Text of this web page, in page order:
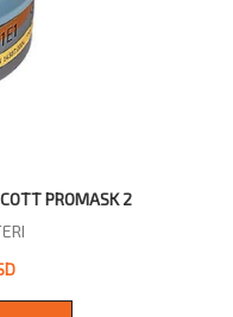
PROMASK 2